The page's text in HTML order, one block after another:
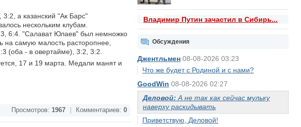
Владимир Путин зачастил в Сибирь...
Обсуждения
Джентльмен 08-08-2026 03:23
Что же будет с Родиной и с нами?
GoodWin 08-08-2026 02:27
Деловой: А не так как сейчас мульку
наверху раскидывать
Приветствую, Деловой!
а казанский "Ак Барс"
нескольким клубам.
6:4. "Салават Юлаев" был немножко
на самую малость расторопнее,
(оба - в овертайме), 3:2, 3:2.
17 и 19 марта. Медали манят и
Просмотров: 1967 Комментариев: 0